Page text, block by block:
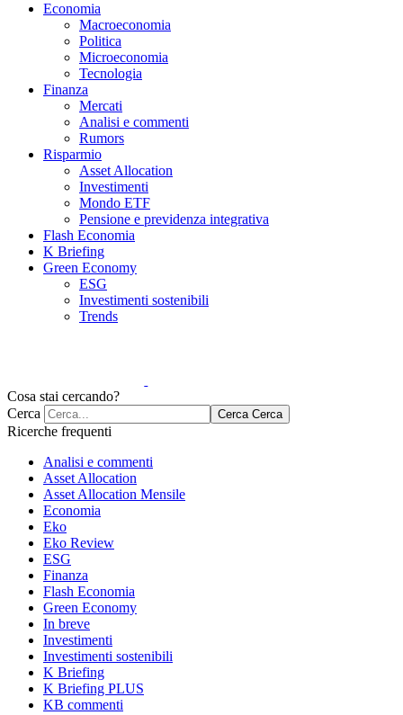
Economia
Macroeconomia
Politica
Microeconomia
Tecnologia
Finanza
Mercati
Analisi e commenti
Rumors
Risparmio
Asset Allocation
Investimenti
Mondo ETF
Pensione e previdenza integrativa
Flash Economia
K Briefing
Green Economy
ESG
Investimenti sostenibili
Trends
Cosa stai cercando?
Cerca
Cerca Cerca
Ricerche frequenti
Analisi e commenti
Asset Allocation
Asset Allocation Mensile
Economia
Eko
Eko Review
ESG
Finanza
Flash Economia
Green Economy
In breve
Investimenti
Investimenti sostenibili
K Briefing
K Briefing PLUS
KB commenti